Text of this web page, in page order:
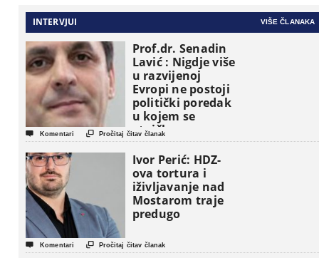
INTERVJUI VIŠE ČLANAKA
Prof.dr. Senadin
Lavić : Nigdje više
u razvijenoj
Evropi ne postoji
politički poredak
u kojem se
etničke grupe
pojavljuju kao
osnovne
političke jedinice
 Komentari  Pročitaj čitav članak
Ivor Perić: HDZ-
ova tortura i
iživljavanje nad
Mostarom traje
predugo
 Komentari  Pročitaj čitav članak